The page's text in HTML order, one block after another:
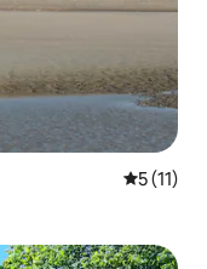
5 de uma
5 (11)